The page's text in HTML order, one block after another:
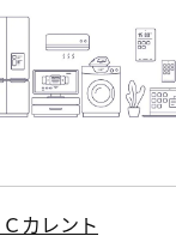
カレント